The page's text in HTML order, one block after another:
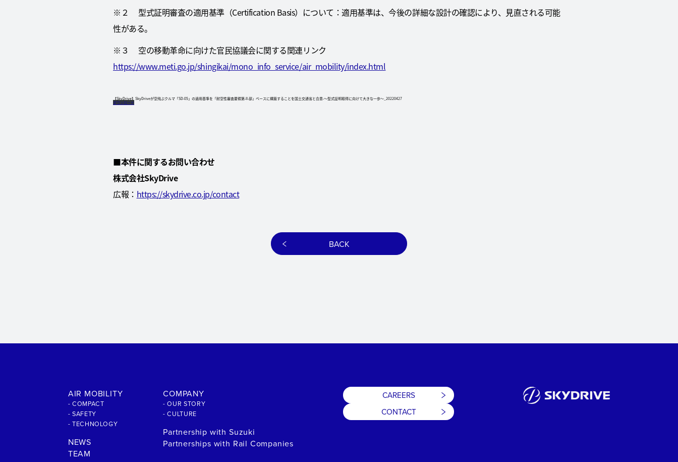
※２ 型式証明審査の適用基準（Certification Basis）について：適用基準は、今後の詳細な設計の確認により、見直される可能
性がある。
※３ 空の移動革命に向けた官民協議会に関する関連リンク
https://www.meti.go.jp/shingikai/mono_info_service/air_mobility/index.html
【SkyDrive】SkyDriveが空飛ぶクルマ「SD-05」の適用基準を「耐空性審査要領第-II-部」ベースに構築することを国土交通省と合意-～型式証明取得に向けて大きな一歩～_20220427
ダウンロード
■本件に関するお問い合わせ
株式会社SkyDrive
広報： https://skydrive.co.jp/contact
BACK
AIR MOBILITY
- COMPACT
- SAFETY
- TECHNOLOGY
NEWS
TEAM
COMPANY
- OUR STORY
- CULTURE
Partnership with Suzuki
Partnerships with Rail Companies
CAREERS
CONTACT